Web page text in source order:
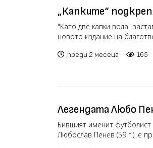
„Капките“
помощ на
"Като две капки вода"
новото издание на
преди 2 месеца 165
Легендата Любо
се за живота му
Бившият именит
Любослав Пенев (59 г.), е